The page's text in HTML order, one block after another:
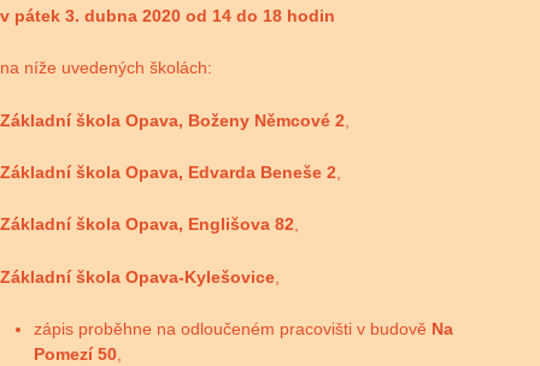
v pátek 3. dubna 2020 od 14 do 18 hodin
na níže uvedených školách:
Základní škola Opava, Boženy Němcové 2
Základní škola Opava, Edvarda Beneše 2
Základní škola Opava, Englišova 82,
Základní škola Opava-Kylešovice
zápis proběhne na odloučeném pracovišti v budově Na
Pomezí 50